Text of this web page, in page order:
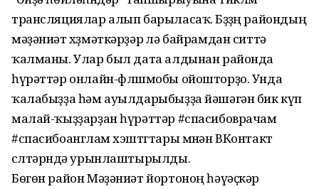
трансляциялар алып барыласаҡ. Бҽҙҙҽң райондың
мәҙәниәт хҽҙмәткәрҙәрҽ лә байрамдан ситтә
ҡалманы. Улар был дата алдынан районда
һүрәттәр онлайн-флҽшмобы ойошторҙо. Унда
ҡалабыҙҙа һәм ауылдарыбыҙҙа йәшәгән бик күп
малай-ҡыҙҙарҙан һүрәттәр #спасибоврачам
#спасибоангҽлам хэштҽгтары мҽнән ВКонтактҽ
сҽлтәрҽндә урынлаштырылды.
Бөгөн район Мәҙәниәт йортоноң һәүәҫкәр